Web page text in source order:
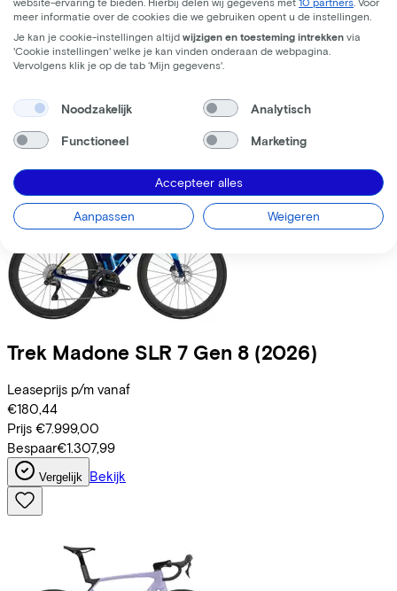
€191,56
Prijs €8.499,00
Vergelijk Bekijk
Trek Madone SLR 7 Gen 8 (2026)
Leaseprijs p/m vanaf
€180,44
Prijs €7.999,00
Bespaar€1.307,99
Vergelijk Bekijk
meer informatie over de cookies die we gebruiken opent u de instellingen.
Je kan je cookie-instellingen altijd wijzigen en toesteming intrekken via
'Cookie instellingen' welke je kan vinden onderaan de webpagina.
Vervolgens klik je op de tab ‘Mijn gegevens'.
Noodzakelijk Analytisch
Functioneel Marketing
Accepteer alles
Aanpassen Weigeren